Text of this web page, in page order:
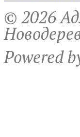
© 2026
Powered